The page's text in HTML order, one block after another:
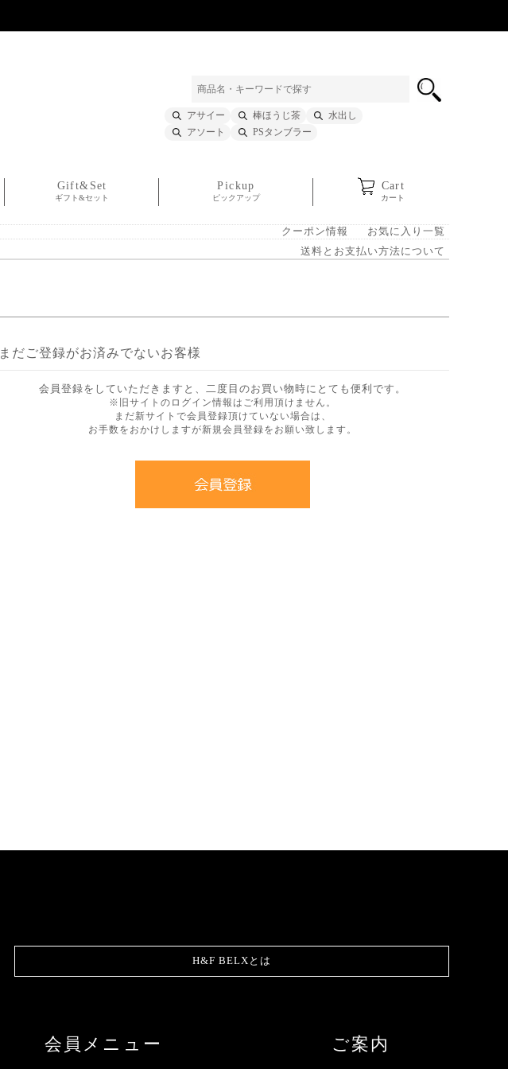
アサイー 棒ほうじ茶
水出し
アソート
PSタンブラー
Gift&Set
ギフト&セット
Pickup
ピックアップ
Cart
カート
クーポン情報
お気に入り一覧
送料とお支払い方法について
まだご登録がお済みでないお客様
会員登録をしていただきますと、二度目のお買い物時にとても便利です。
※旧サイトのログイン情報はご利用頂けません。
まだ新サイトで会員登録頂けていない場合は、
お手数をおかけしますが新規会員登録をお願い致します。
H&F BELXとは
会員メニュー ご案内